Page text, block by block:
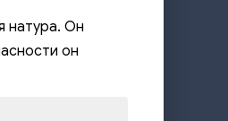
натура. Он
он